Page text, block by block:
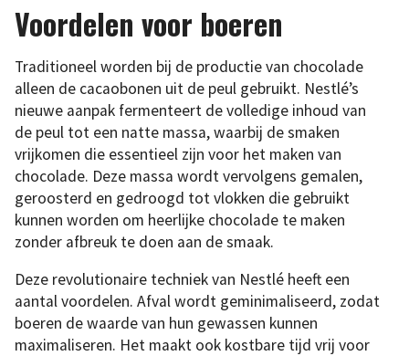
Voordelen voor boeren
Traditioneel worden bij de productie van chocolade
alleen de cacaobonen uit de peul gebruikt. Nestlé’s
nieuwe aanpak fermenteert de volledige inhoud van
de peul tot een natte massa, waarbij de smaken
vrijkomen die essentieel zijn voor het maken van
chocolade. Deze massa wordt vervolgens gemalen,
geroosterd en gedroogd tot vlokken die gebruikt
kunnen worden om heerlijke chocolade te maken
zonder afbreuk te doen aan de smaak.
Deze revolutionaire techniek van Nestlé heeft een
aantal voordelen. Afval wordt geminimaliseerd, zodat
boeren de waarde van hun gewassen kunnen
maximaliseren. Het maakt ook kostbare tijd vrij voor